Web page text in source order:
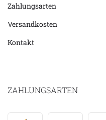
Zahlungsarten
Versandkosten
Kontakt
ZAHLUNGSARTEN